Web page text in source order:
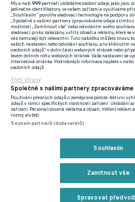
FlashFutbal (SK)
Tenisportal.cz
Tenisové zprávy
na Livesportu
Podmínky užití
Zásady ochrany osobních údajů
GDPR a
My a naši999 partneři ukládáme osobní údaje, jako jsou
jedinečné identifikátory, ve vašem zařízení a využíváme
„Souhlasím“ povolíte sledovací technologie na podporu
„Společně s našimi partnery zpracováváme údaje s tímto
možnosti „Zamítnout vše“ nebo odvoláním svého
sledovací prvky zakázány, určitý obsah a reklamy, které se
vás nemusejí být relevantní. Tuto nabídku můžete znovu
vašich nastavení nebo odvolání souhlasu, a to kliknutím
osobních údajů“ v dolní části webových stránek nebo
levém dolním rohu webových stránek. Vaše nastavení se
Internetová stránka. Podrobnější informace najdete v
osobních údajů.
Třetí strany
Společně s našimi partnery
Používání přesných údajů o zeměpisné poloze. Aktivní
údajů v rámci specifických vlastností zařízení. Ukládání
zařízení. Personalizovaná reklama a obsah, měření
rozvoj služeb.
Seznam partnerů (dodavatelů)
Souhlasím
Zamítnout vše
Spravovat